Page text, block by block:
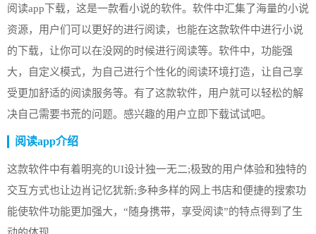
阅读app下载，这是一款看小说的软件。软件中汇集了海量的小说
资源，用户们可以更好的进行阅读，也能在这款软件中进行小说
的下载，让你可以在没网的时候进行阅读等。软件中，功能强
大，自定义模式，为自己进行个性化的阅读环境打造，让自己享
受更加舒适的阅读服务等。有了这款软件，用户就可以轻松的解
决自己需要书荒的问题。感兴趣的用户立即下载试试吧。
阅读app介绍
这款软件中有着明亮的UI设计独一无二;极致的用户体验和独特的
交互方式也让边肖记忆犹新;多种多样的网上书店和便捷的搜索功
能使软件功能更加强大，“随身携带，享受阅读”的特点得到了生